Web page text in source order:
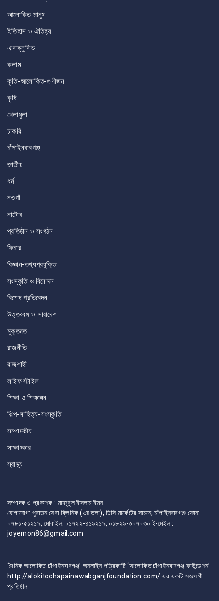
আলোকিত মানুষ
ইতিহাস ও ঐতিহ্য
এক্সক্লুসিভ
কলাম
কৃতি-আলোকিত-গুণীজন
কৃষি
খেলাধুলা
চাকরি
চাঁপাইনবাবগঞ্জ
জাতীয়
ধর্ম
নওগাঁ
নাটোর
প্রতিষ্ঠান ও সংগঠন
ফিচার
বিজ্ঞান-তথ্যপ্রযুক্তি
সংস্কৃতি ও বিনোদন
বিশেষ প্রতিবেদন
উত্তরবঙ্গ ও সারাদেশ
মুক্তমত
রাজনীতি
রাজশাহী
লাইফ স্টাইল
শিক্ষা ও শিক্ষাঙ্গন
শিল্প-সাহিত্য-সংস্কৃতি
সম্পাদকীয়
সাক্ষাৎকার
স্বাস্থ্য
সম্পাদক ও প্রকাশক : মাহবুবুল ইসলাম ইমন
যোগাযোগ: পুরাতন সেবা ক্লিনিক (৩য় তলা), ডিসি মার্কেটের সামনে, চাঁপাইনবাবগঞ্জ ফোন:
০৭৮১-৫১২১৯, মোবাইল: ০১৭২২-৪১৯২১৯, ০১৮২৯-৩০৭০৩০ ই-মেইল :
joyemon86@gmail.com
‘দৈনিক আলোকিত চাঁপাইনবাবগঞ্জ’ অনলাইন পত্রিকাটি ‘আলোকিত চাঁপাইনবাবগঞ্জ ফাউন্ডেশন’
http://alokitochapainawabganjfoundation.com/ এর একটি সহযোগী
প্রতিষ্ঠান